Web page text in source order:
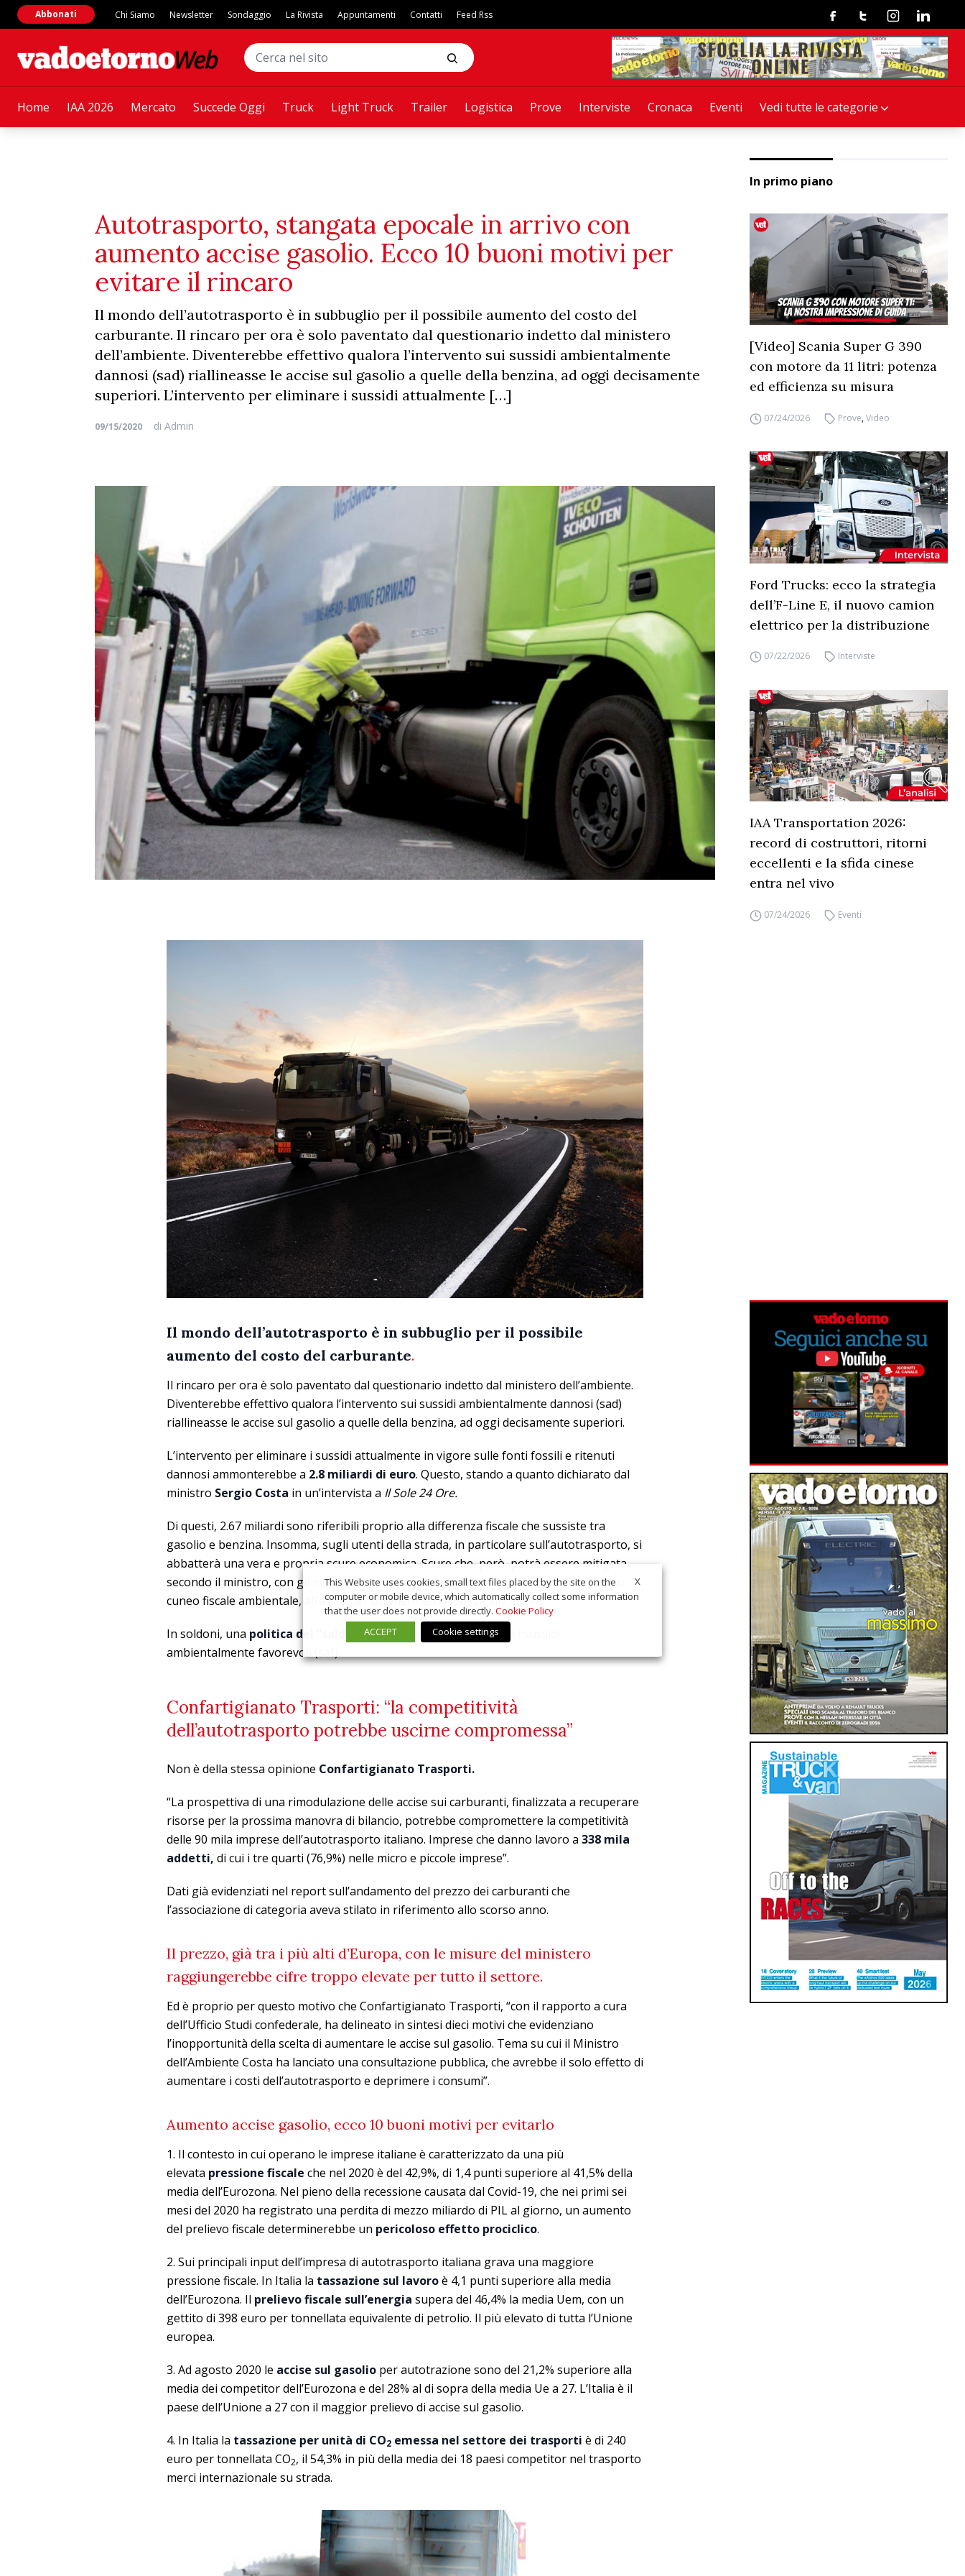
Home IAA 2026 Mercato Succede Oggi Truck Light Truck Trailer Logistica Prove Interviste Cronaca Eventi Vedi tutte le categorie
Abbonati Chi Siamo Newsletter Sondaggio La Rivista Appuntamenti Contatti Feed Rss FacebookTwitterInstagramLinkedin
Autotrasporto, stangata epocale in arrivo con
aumento accise gasolio. Ecco 10 buoni motivi per
evitare il rincaro
Il mondo dell’autotrasporto è in subbuglio per il possibile aumento del costo del
carburante. Il rincaro per ora è solo paventato dal questionario indetto dal ministero
dell’ambiente. Diventerebbe effettivo qualora l’intervento sui sussidi ambientalmente
dannosi (sad) riallineasse le accise sul gasolio a quelle della benzina, ad oggi decisamente
superiori. L’intervento per eliminare i sussidi attualmente […]
09/15/2020 di Admin
Il mondo dell’autotrasporto è in subbuglio per il possibile
aumento del costo del carburante.
Il rincaro per ora è solo paventato dal questionario indetto dal ministero dell’ambiente.
Diventerebbe effettivo qualora l’intervento sui sussidi ambientalmente dannosi (sad)
riallineasse le accise sul gasolio a quelle della benzina, ad oggi decisamente superiori.
L’intervento per eliminare i sussidi attualmente in vigore sulle fonti fossili e ritenuti
dannosi ammonterebbe a 2.8 miliardi di euro. Questo, stando a quanto dichiarato dal
ministro Sergio Costa in un’intervista a Il Sole 24 Ore.
Di questi, 2.67 miliardi sono riferibili proprio alla differenza fiscale che sussiste tra
gasolio e benzina. Insomma, sugli utenti della strada, in particolare sull’autotrasporto, si
abbatterà una vera e propria scure economica. Scure che, però, potrà essere mitigata,
secondo il ministro, con gli incentivi promessi per la transizione green. Dal cosiddetto
cuneo fiscale ambientale, all’aiuto per ottenere le dovute certificazioni.
In soldoni, una politica del “saldo zero”che ai sad contrappone i sussidi
ambientalmente favorevoli (saf).
Confartigianato Trasporti: “la competitività
dell’autotrasporto potrebbe uscirne compromessa”
Non è della stessa opinione Confartigianato Trasporti.
“La prospettiva di una rimodulazione delle accise sui carburanti, finalizzata a recuperare
risorse per la prossima manovra di bilancio, potrebbe compromettere la competitività
delle 90 mila imprese dell’autotrasporto italiano. Imprese che danno lavoro a 338 mila
addetti, di cui i tre quarti (76,9%) nelle micro e piccole imprese”.
Dati già evidenziati nel report sull’andamento del prezzo dei carburanti che
l’associazione di categoria aveva stilato in riferimento allo scorso anno.
Il prezzo, già tra i più alti d’Europa, con le misure del ministero
raggiungerebbe cifre troppo elevate per tutto il settore.
Ed è proprio per questo motivo che Confartigianato Trasporti, “con il rapporto a cura
dell’Ufficio Studi confederale, ha delineato in sintesi dieci motivi che evidenziano
l’inopportunità della scelta di aumentare le accise sul gasolio. Tema su cui il Ministro
dell’Ambiente Costa ha lanciato una consultazione pubblica, che avrebbe il solo effetto di
aumentare i costi dell’autotrasporto e deprimere i consumi”.
Aumento accise gasolio, ecco 10 buoni motivi per evitarlo
1. Il contesto in cui operano le imprese italiane è caratterizzato da una più
elevata pressione fiscale che nel 2020 è del 42,9%, di 1,4 punti superiore al 41,5% della
media dell’Eurozona. Nel pieno della recessione causata dal Covid-19, che nei primi sei
mesi del 2020 ha registrato una perdita di mezzo miliardo di PIL al giorno, un aumento
del prelievo fiscale determinerebbe un pericoloso effetto prociclico.
2. Sui principali input dell’impresa di autotrasporto italiana grava una maggiore
pressione fiscale. In Italia la tassazione sul lavoroè 4,1 punti superiore alla media
dell’Eurozona. Il prelievo fiscale sull’energia supera del 46,4% la media Uem, con un
gettito di 398 euro per tonnellata equivalente di petrolio. Il più elevato di tutta l’Unione
europea.
3. Ad agosto 2020 le accise sul gasolio per autotrazione sono del 21,2% superiore alla
media dei competitor dell’Eurozona e del 28% al di sopra della media Ue a 27. L’Italia è il
paese dell’Unione a 27 con il maggior prelievo di accise sul gasolio.
4. In Italia la tassazione per unità di CO2 emessa nel settore dei trasporti è di 240
euro per tonnellata CO2, il 54,3% in più della media dei 18 paesi competitor nel trasporto
merci internazionale su strada.
In primo piano
[Video] Scania Super G 390
con motore da 11 litri: potenza
ed efficienza su misura
07/24/2026 Prove,Video
Ford Trucks: ecco la strategia
dell’F-Line E, il nuovo camion
elettrico per la distribuzione
07/22/2026 Interviste
IAA Transportation 2026:
record di costruttori, ritorni
eccellenti e la sfida cinese
entra nel vivo
07/24/2026 Eventi
X
This Website uses cookies, small text files placed by the site on the
computer or mobile device, which automatically collect some information
that the user does not provide directly. Cookie Policy
ACCEPT
Cookie settings